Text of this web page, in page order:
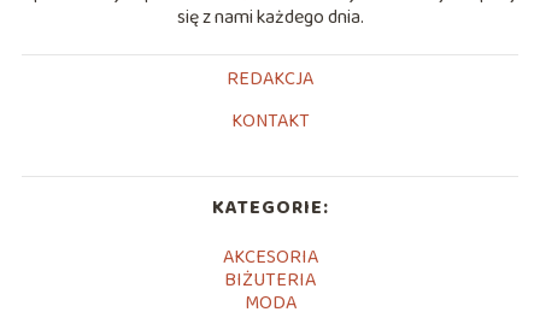
się z nami każdego dnia.
REDAKCJA
KONTAKT
KATEGORIE:
AKCESORIA
BIŻUTERIA
MODA